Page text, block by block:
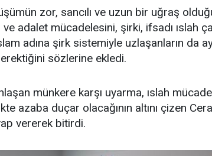
zor, sancılı ve uzun bir uğraş
adalet mücadelesini, şirki, ifsadı ıslah
adına şirk sistemiyle uzlaşanların da
sözlerine ekledi.
münkere karşı uyarma, ıslah
azaba duçar olacağının altını çizen
vererek bitirdi.